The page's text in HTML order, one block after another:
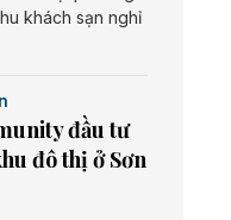
khách sạn nghỉ
đầu tư
đô thị ở Sơn